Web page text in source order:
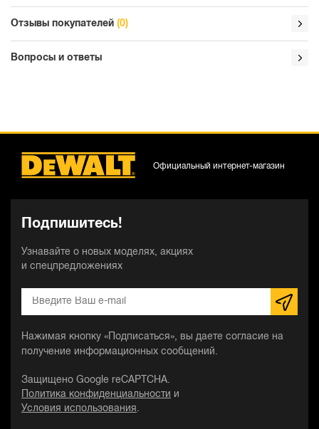
Отзывы покупателей (0)
Вопросы и ответы
Подпишитесь!
Узнавайте о новых моделях, акциях
и спецпредложениях
Нажимая кнопку «Подписаться», вы даете согласие на
получение информационных сообщений.
Защищено Google reCAPTCHA.
Политика конфиденциальности
и
Условия использования .
Официальный интернет-магазин